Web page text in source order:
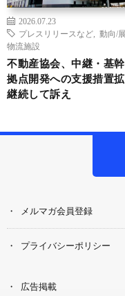
2026.07.23
プレスリリースなど
動向/
物流施設
不動産協会、中継・基
拠点開発への支援措置
継続して訴え
メルマガ会員登録
プライバシーポリシー
広告掲載